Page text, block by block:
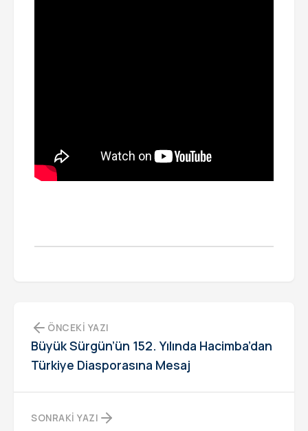
ÖNCEKI YAZI
Büyük Sürgün’ün 152. Yılında Hacimba’dan
Türkiye Diasporasına Mesaj
SONRAKI YAZI